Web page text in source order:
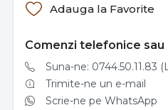
Adauga la Favorite
Comenzi telefonice sau
Suna-ne: 0744.50.11.83
Trimite-ne un e-mail
Scrie-ne pe WhatsApp